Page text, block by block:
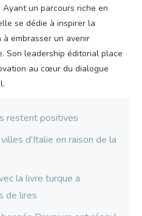
Ayant un parcours riche en
se dédie à inspirer la
embrasser un avenir
Son leadership éditorial place
au cœur du dialogue
restent positives
d’Italie en raison de la
la livre turque a
de lires